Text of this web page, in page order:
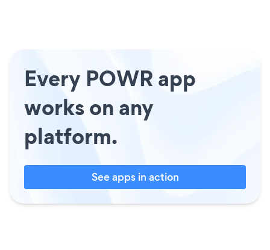
Every POWR app
works on any
platform.
See apps in action